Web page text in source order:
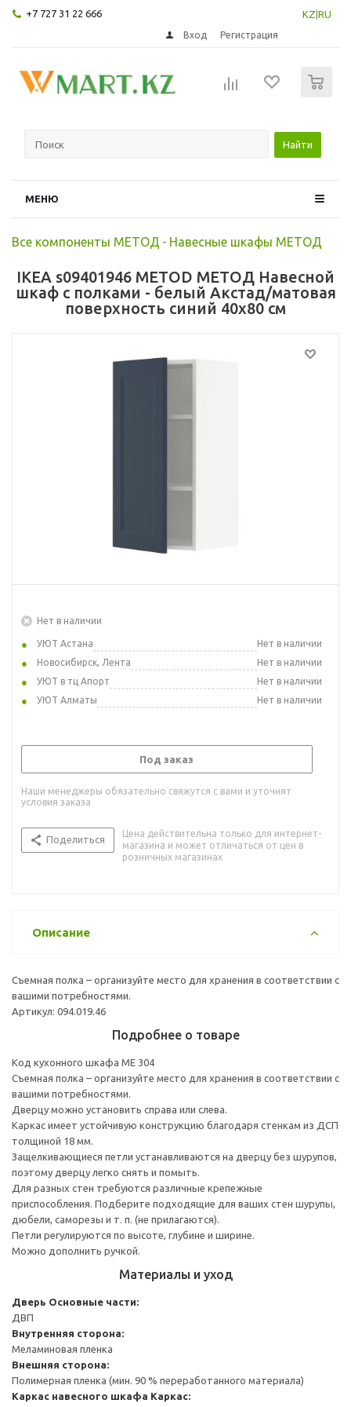
+7 727 31 22 666 KZ RU
Вход Регистрация
Найти
МЕНЮ
Все компоненты МЕТОД - Навесные шкафы МЕТОД
IKEA s09401946 METOD МЕТОД Навесной
шкаф с полками - белый Акстад/матовая
поверхность синий 40x80 см
Нет в наличии
УЮТ Астана
Нет в наличии
Новосибирск, Лента
Нет в наличии
УЮТ в тц Апорт
Нет в наличии
УЮТ Алматы
Нет в наличии
Под заказ
Наши менеджеры обязательно свяжутся с вами и уточнят
условия заказа
Поделиться
Цена действительна только для интернет-
магазина и может отличаться от цен в
розничных магазинах
Описание
Съемная полка – организуйте место для хранения в соответствии с
вашими потребностями.
Артикул: 094.019.46
Подробнее о товаре
Код кухонного шкафа ME 304
Съемная полка – организуйте место для хранения в соответствии с
вашими потребностями.
Дверцу можно установить справа или слева.
Каркас имеет устойчивую конструкцию благодаря стенкам из ДСП
толщиной 18 мм.
Защелкивающиеся петли устанавливаются на дверцу без шурупов,
поэтому дверцу легко снять и помыть.
Для разных стен требуются различные крепежные
приспособления. Подберите подходящие для ваших стен шурупы,
дюбели, саморезы и т. п. (не прилагаются).
Петли регулируются по высоте, глубине и ширине.
Можно дополнить ручкой.
Материалы и уход
Дверь Основные части:
ДВП
Внутренняя сторона:
Меламиновая пленка
Внешняя сторона:
Полимерная пленка (мин. 90 % переработанного материала)
Каркас навесного шкафа Каркас: